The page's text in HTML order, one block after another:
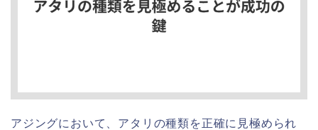
アジングにおいて、アタリの種類を正確に見極められ